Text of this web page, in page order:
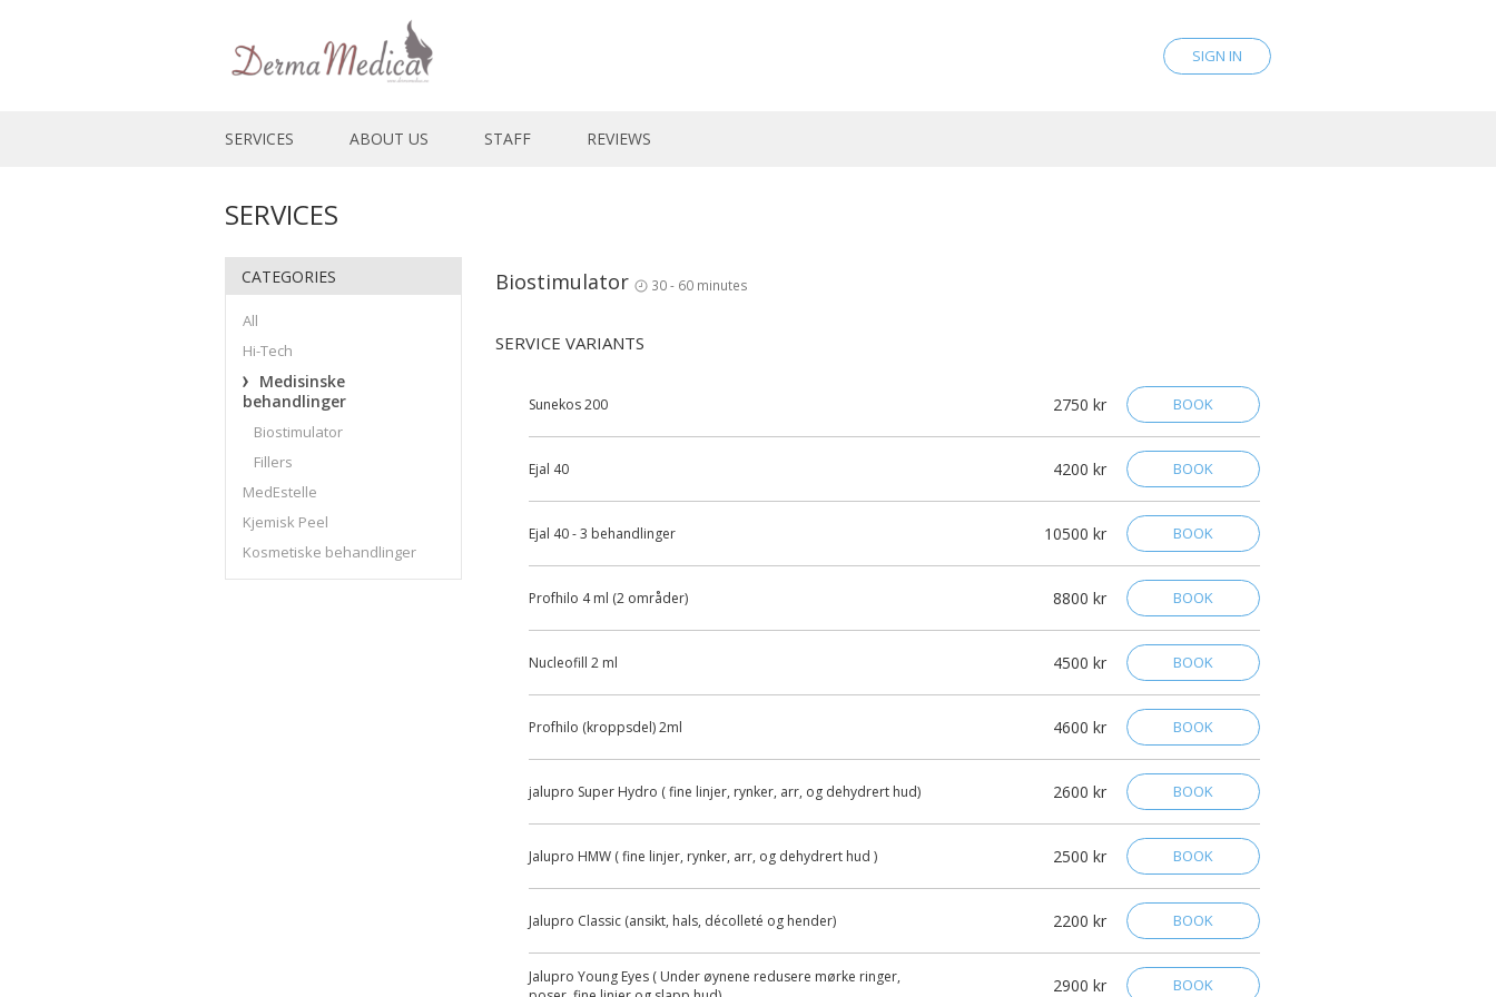
SIGN IN
SERVICES ABOUT US STAFF REVIEWS
SERVICES
CATEGORIES
All
Hi-Tech
Medisinske
behandlinger
Biostimulator
Fillers
MedEstelle
Kjemisk Peel
Kosmetiske behandlinger
Biostimulator 30 - 60 minutes
SERVICE VARIANTS
Sunekos 200 2750 kr BOOK
Ejal 40 4200 kr BOOK
Ejal 40 - 3 behandlinger 10500 kr BOOK
Profhilo 4 ml (2 områder) 8800 kr BOOK
Nucleofill 2 ml 4500 kr BOOK
Profhilo (kroppsdel) 2ml 4600 kr BOOK
jalupro Super Hydro ( fine linjer, rynker, arr, og dehydrert hud) 2600 kr BOOK
Jalupro HMW ( fine linjer, rynker, arr, og dehydrert hud ) 2500 kr BOOK
Jalupro Classic (ansikt, hals, décolleté og hender) 2200 kr BOOK
Jalupro Young Eyes ( Under øynene redusere mørke ringer,
2900 kr BOOK